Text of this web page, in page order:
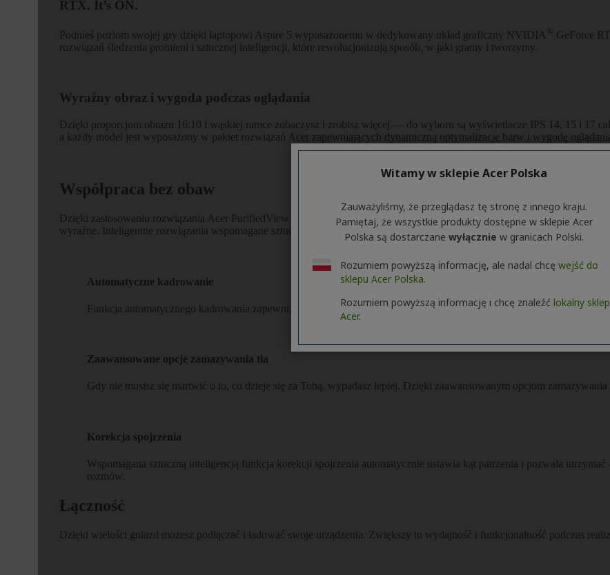
Witamy w sklepie Acer Polska
Zauważyliśmy, że przeglądasz tę stronę z innego kraju.
Pamiętaj, że wszystkie produkty dostępne w sklepie Acer
Polska są dostarczane wyłącznie w granicach Polski.
Rozumiem powyższą informację, ale nadal chcę wejść do
sklepu Acer Polska.
Rozumiem powyższą informację i chcę znaleźć lokalny sklep
Acer.